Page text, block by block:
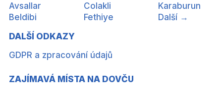
Avsallar
Beldibi
Colakli
Fethiye
Karaburun
Další →
DALŠÍ ODKAZY
GDPR a zpracování údajů
ZAJÍMAVÁ MÍSTA NA DOVČU